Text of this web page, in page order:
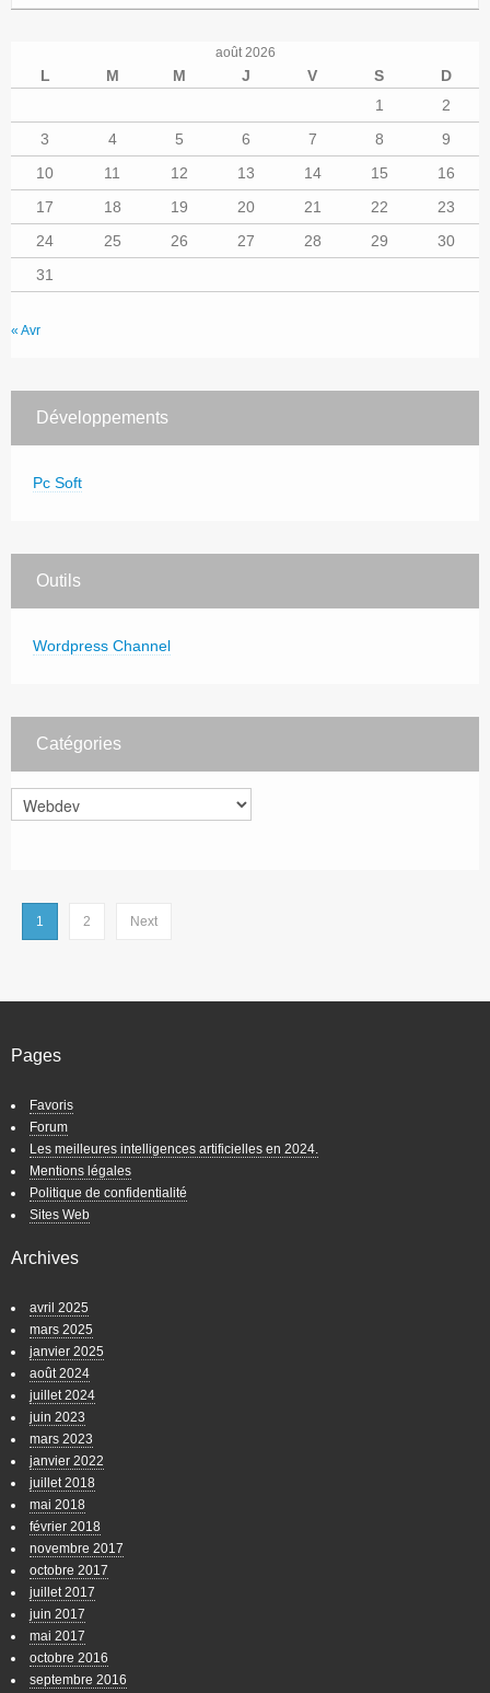
août 2026
L M M J V S
D
1
2
3
4 5 6 7 8
9
10
11 12 13 14 15
16
17
18 19 20 21 22
23
24
25 26 27 28 29
30
31
« Avr
Développements
Pc Soft
Outils
Wordpress Channel
Catégories
Catégories
1 2 Next
Pages
Favoris
Forum
Les meilleures intelligences artificielles en 2024.
Mentions légales
Politique de confidentialité
Sites Web
Archives
avril 2025
mars 2025
janvier 2025
août 2024
juillet 2024
juin 2023
mars 2023
janvier 2022
juillet 2018
mai 2018
février 2018
novembre 2017
octobre 2017
juillet 2017
juin 2017
mai 2017
octobre 2016
septembre 2016